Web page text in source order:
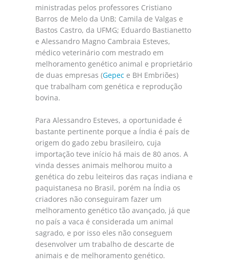
ministradas pelos professores Cristiano
Barros de Melo da UnB; Camila de Valgas e
Bastos Castro, da UFMG; Eduardo Bastianetto
e Alessandro Magno Cambraia Esteves,
médico veterinário com mestrado em
melhoramento genético animal e proprietário
de duas empresas (Gepec e BH Embriões)
que trabalham com genética e reprodução
bovina.
Para Alessandro Esteves, a oportunidade é
bastante pertinente porque a Índia é país de
origem do gado zebu brasileiro, cuja
importação teve início há mais de 80 anos. A
vinda desses animais melhorou muito a
genética do zebu leiteiros das raças indiana e
paquistanesa no Brasil, porém na Índia os
criadores não conseguiram fazer um
melhoramento genético tão avançado, já que
no país a vaca é considerada um animal
sagrado, e por isso eles não conseguem
desenvolver um trabalho de descarte de
animais e de melhoramento genético.